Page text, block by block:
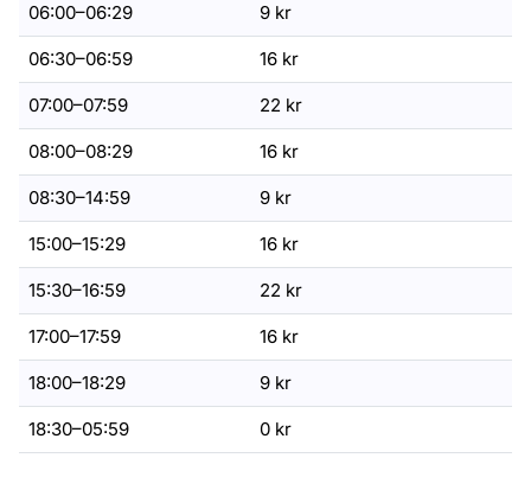
06:00–06:29 9 kr
06:30–06:59 16 kr
07:00–07:59 22 kr
08:00–08:29 16 kr
08:30–14:59 9 kr
15:00–15:29 16 kr
15:30–16:59 22 kr
17:00–17:59 16 kr
18:00–18:29 9 kr
18:30–05:59 0 kr